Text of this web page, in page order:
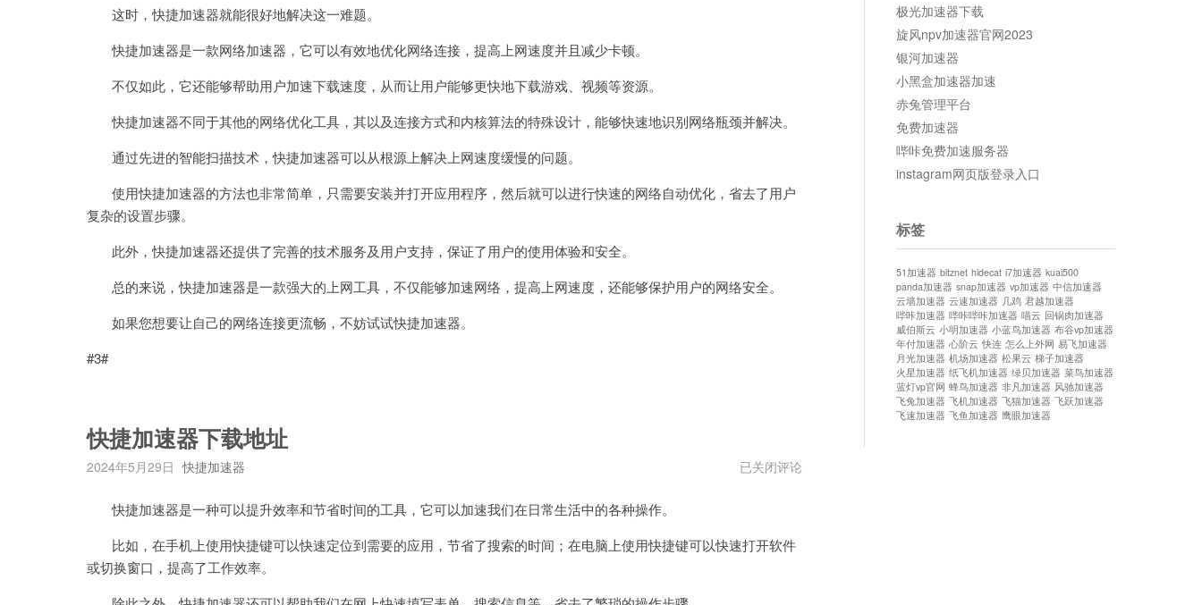
这时，快捷加速器就能很好地解决这一难题。
快捷加速器是一款网络加速器，它可以有效地优化网络连接，提高上网速度并且减少卡顿。
不仅如此，它还能够帮助用户加速下载速度，从而让用户能够更快地下载游戏、视频等资源。
快捷加速器不同于其他的网络优化工具，其以及连接方式和内核算法的特殊设计，能够快速地识别网络瓶颈并解决。
通过先进的智能扫描技术，快捷加速器可以从根源上解决上网速度缓慢的问题。
使用快捷加速器的方法也非常简单，只需要安装并打开应用程序，然后就可以进行快速的网络自动优化，省去了用户
复杂的设置步骤。
此外，快捷加速器还提供了完善的技术服务及用户支持，保证了用户的使用体验和安全。
总的来说，快捷加速器是一款强大的上网工具，不仅能够加速网络，提高上网速度，还能够保护用户的网络安全。
如果您想要让自己的网络连接更流畅，不妨试试快捷加速器。
#3#
快捷加速器下载地址
2024年5月29日 快捷加速器
快
捷
下
载
已关闭评论
快捷加速器是一种可以提升效率和节省时间的工具，它可以加速我们在日常生活中的各种操作。
比如，在手机上使用快捷键可以快速定位到需要的应用，节省了搜索的时间；在电脑上使用快捷键可以快速打开软件
或切换窗口，提高了工作效率。
极光加速器下载
旋风npv加速器官网2023
银河加速器
小黑盒加速器加速
赤兔管理平台
免费加速器
哔咔免费加速服务器
instagram网页版登录入口
标签
51加速器 bitznet hidecat i7加速器 kuai500
panda加速器 snap加速器 vp加速器 中信加速器
云墙加速器 云速加速器 几鸡 君越加速器
哔咔加速器 哔咔哔咔加速器 喵云 回锅肉加速器
威伯斯云 小明加速器 小蓝鸟加速器 布谷vp加速器
年付加速器 心阶云 快连 怎么上外网 易飞加速器
月光加速器 机场加速器 松果云 梯子加速器
火星加速器 纸飞机加速器 绿贝加速器 菜鸟加速器
蓝灯vp官网 蜂鸟加速器 非凡加速器 风驰加速器
飞兔加速器 飞机加速器 飞猫加速器 飞跃加速器
飞速加速器 飞鱼加速器 鹰眼加速器